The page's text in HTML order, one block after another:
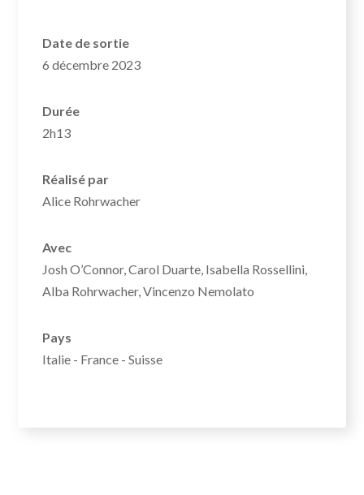
Date de sortie
6 décembre 2023
Durée
2h13
Réalisé par
Alice Rohrwacher
Avec
Josh O’Connor, Carol Duarte, Isabella Rossellini,
Alba Rohrwacher, Vincenzo Nemolato
Pays
Italie - France - Suisse